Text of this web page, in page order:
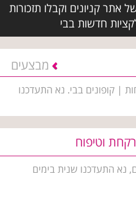
אתר קניונים וקבלו תזכורות
חדשות בבי
מבצעים
| קופונים בבי. נא התעדכנו
וטיפוח
נא התעדכנו שנית בימים